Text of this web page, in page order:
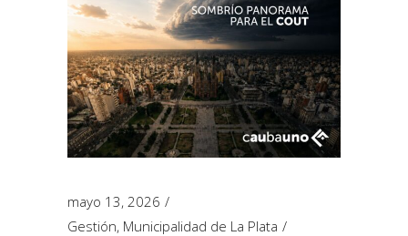
mayo 13, 2026
Gestión, Municipalidad de La Plata